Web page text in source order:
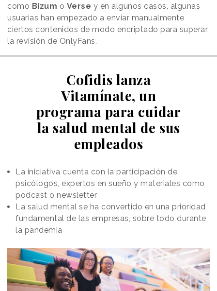
como Bizum o Verse y en algunos casos, algunas
usuarias han empezado a enviar manualmente
ciertos contenidos de modo encriptado para superar
la revisión de OnlyFans.
Cofidis lanza
Vitamínate, un
programa para cuidar
la salud mental de sus
empleados
La iniciativa cuenta con la participación de
psicólogos, expertos en sueño y materiales como
podcast o newsletter
La salud mental se ha convertido en una prioridad
fundamental de las empresas, sobre todo durante
la pandemia